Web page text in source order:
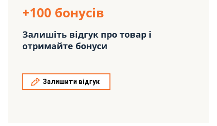
+100 бонусів
Залишіть відгук про товар і
отримайте бонуси
Залишити відгук